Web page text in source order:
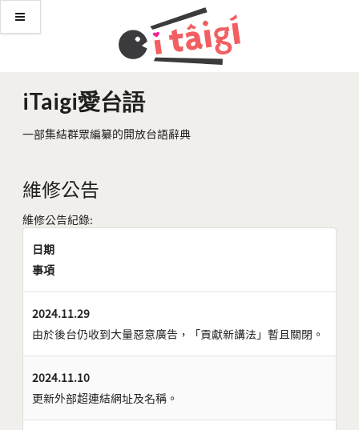
iTaigi愛台語
一部集結群眾編纂的開放台語辭典
維修公告
維修公告紀錄:
日期
事項
2024.11.29
由於後台仍收到大量惡意廣告，「貢獻新講法」暫且關閉。
2024.11.10
更新外部超連結網址及名稱。